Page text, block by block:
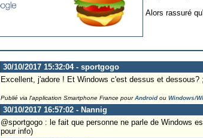
Alors rassuré
30/10/2017 15:32:04 - sportgogo
Excellent, j'adore ! Et Windows c'est dessus et dessous?
Publié via l'application Smartphone France pourAndroidou Windows/
30/10/2017 16:57:02 - Nannig
@sportgogo : le fait que personne ne parle de Windows
pour info)